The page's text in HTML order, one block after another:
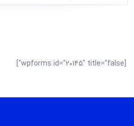
[wpforms id="20145" title="false"]